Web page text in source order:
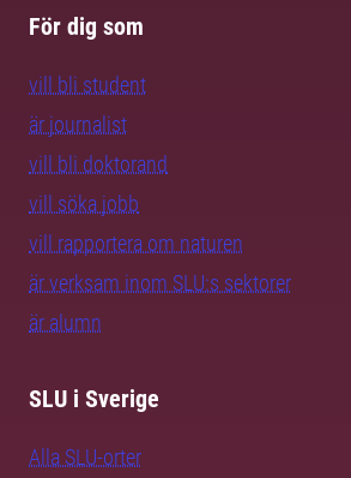
För dig som
vill bli student
är journalist
vill bli doktorand
vill söka jobb
vill rapportera om naturen
är verksam inom SLU:s sektorer
är alumn
SLU i Sverige
Alla SLU-orter